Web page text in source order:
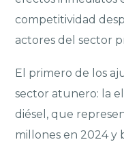
competitividad
actores del sector
El primero de los
sector atunero: la
diésel, que
millones en 2024 y